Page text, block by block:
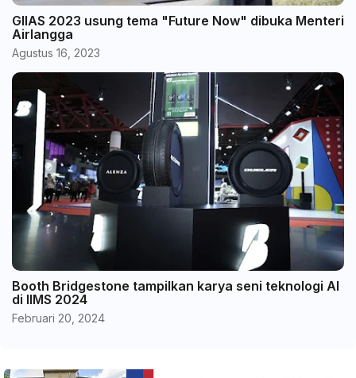
GIIAS 2023 usung tema "Future Now" dibuka Menteri
Airlangga
Agustus 16, 2023
Booth Bridgestone tampilkan karya seni teknologi AI
di IIMS 2024
Februari 20, 2024